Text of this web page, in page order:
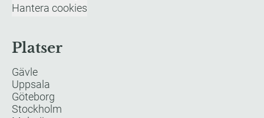
Hantera cookies
Platser
Gävle
Uppsala
Göteborg
Stockholm